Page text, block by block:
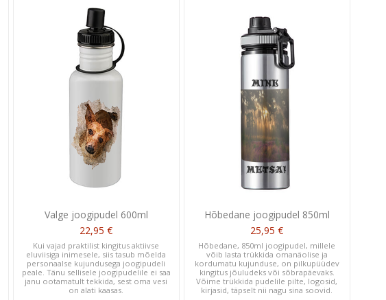
Valge joogipudel 600ml
22,95 €
Kui vajad praktilist kingitus aktiivse
eluviisiga inimesele, siis tasub mõelda
personaalse kujundusega joogipudeli
peale. Tänu sellisele joogipudelile ei saa
janu ootamatult tekkida, sest oma vesi
on alati kaasas.
Hõbedane joogipudel 850ml
25,95 €
Hõbedane, 850ml joogipudel, millele
võib lasta trükkida omanäolise ja
kordumatu kujunduse, on pilkupüüdev
kingitus jõuludeks või sõbrapäevaks.
Võime trükkida pudelile pilte, logosid,
kirjasid, täpselt nii nagu sina soovid.